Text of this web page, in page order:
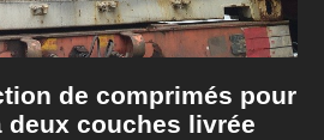
de comprimés pour
deux couches livrée